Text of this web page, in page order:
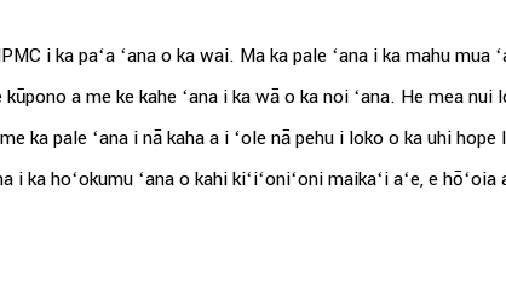
i ka paʻa ʻana o ka wai. Ma ka pale ʻana i ka mahu mua
a me ke kahe ʻana i ka wā o ka noi ʻana. He mea nui
ka pale ʻana i nā kaha a i ʻole nā ​​pehu i loko o ka uhi hope
i ka hoʻokumu ʻana o kahi kiʻiʻoniʻoni maikaʻi aʻe, e hōʻoia